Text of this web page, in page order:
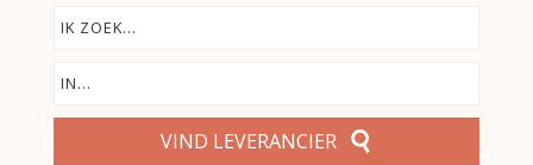
VIND LEVERANCIER